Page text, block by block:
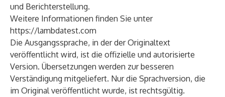
und Berichterstellung.
Weitere Informationen finden Sie unter
https://lambdatest.com
Die Ausgangssprache, in der der Originaltext
veröffentlicht wird, ist die offizielle und autorisierte
Version. Übersetzungen werden zur besseren
Verständigung mitgeliefert. Nur die Sprachversion, die
im Original veröffentlicht wurde, ist rechtsgültig.